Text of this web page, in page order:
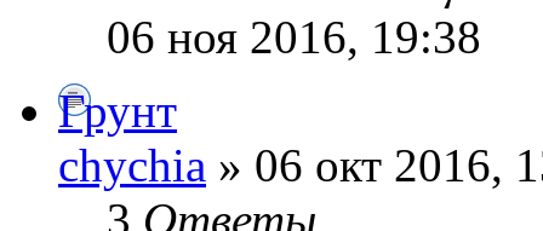
06 ноя 2016, 19:38
Грунт
chychia » 06 окт 2016,
3 Ответы